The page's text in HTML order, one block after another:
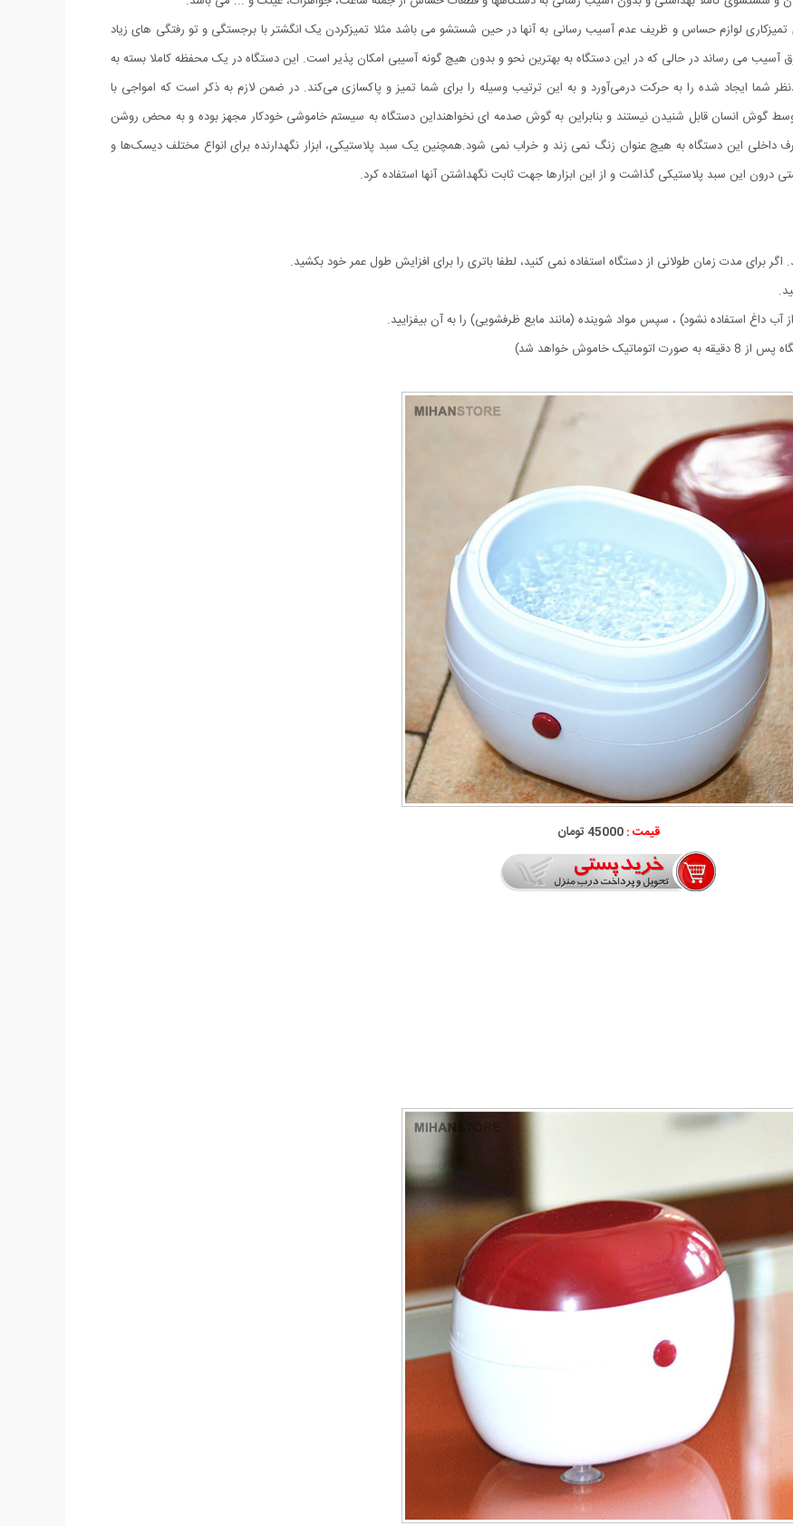
تمیزکاری لوازم حساس و ظریف عدم آسیب رسانی به آنها در حین شستشو می باشد مثلا تمیزکردن یک انگشتر با برجستگی و تو رفتگی های زیاد
آسیب می رساند در حالی که در این دستگاه به بهترین نحو و بدون هیچ گونه آسیبی امکان پذیر است. این دستگاه در یک محفظه کاملا بسته به
شما ایجاد شده را به حرکت درمی‌آورد و به این ترتیب وسیله را برای شما تمیز و پاکسازی می‌کند. در ضمن لازم به ذکر است که امواجی با
کند، توسط گوش انسان قابل شنیدن نیستند و بنابراین به گوش صدمه ای نخواهنداین دستگاه به سیستم خاموشی خودکار مجهز بوده و به محض روشن
می شود. ظرف داخلی این دستگاه به هیچ عنوان زنگ نمی زند و خراب نمی شود.همچنین یک سبد پلاستیکی، ابزار نگهدارنده برای انواع مختلف دیسک‌ها و
این سبد پلاستیکی گذاشت و از این ابزارها جهت ثابت نگهداشتن آنها استفاده کرد.
قیمت :45000 تومان